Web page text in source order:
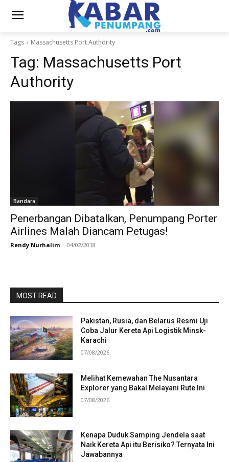
Tags Massachusetts Port Authority
Tag: Massachusetts Port
Authority
Bandara
Penerbangan Dibatalkan, Penumpang Porter
Airlines Malah Diancam Petugas!
Rendy Nurhalim - 04/02/2018
MOST READ
Pakistan, Rusia, dan Belarus Resmi Uji
Coba Jalur Kereta Api Logistik Minsk-
Karachi
07/08/2026
Melihat Kemewahan The Nusantara
Explorer yang Bakal Melayani Rute Ini
07/08/2026
Kenapa Duduk Samping Jendela saat
Naik Kereta Api itu Berisiko? Ternyata Ini
Jawabannya